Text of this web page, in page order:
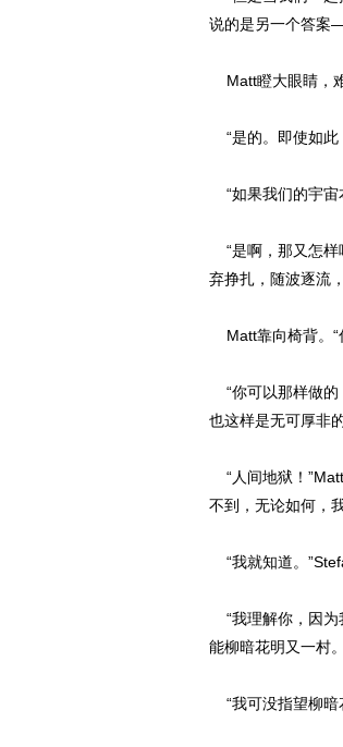
说的是另一个答案
Matt瞪大眼睛，
“是的。即使如此
“如果我们的宇宙
“是啊，那又怎样
弃挣扎，随波逐流
Matt靠向椅背。“
“你可以那样做的
也这样是无可厚非
“人间地狱！
不到，无论如何，
“我就知道。
“我理解你，因为
能柳暗花明又一村
“我可没指望柳暗